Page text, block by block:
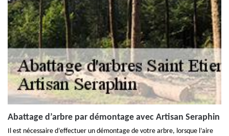
Abattage d’arbre par démontage avec Artisan Seraphin
Il est nécessaire d’effectuer un démontage de votre arbre, lorsque l’aire